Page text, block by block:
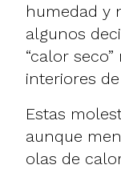
humedad y
algunos
“calor
interiores
Estas
aunque
olas de